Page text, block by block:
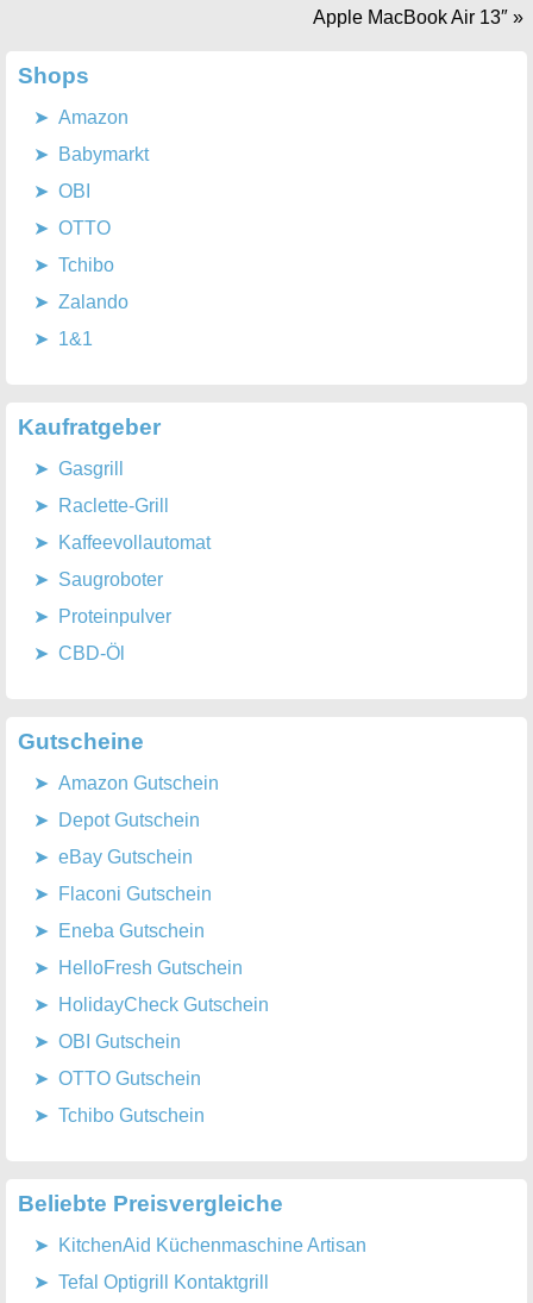
Apple MacBook Air 13″ »
Shops
Amazon
Babymarkt
OBI
OTTO
Tchibo
Zalando
1&1
Kaufratgeber
Gasgrill
Raclette-Grill
Kaffeevollautomat
Saugroboter
Proteinpulver
CBD-Öl
Gutscheine
Amazon Gutschein
Depot Gutschein
eBay Gutschein
Flaconi Gutschein
Eneba Gutschein
HelloFresh Gutschein
HolidayCheck Gutschein
OBI Gutschein
OTTO Gutschein
Tchibo Gutschein
Beliebte Preisvergleiche
KitchenAid Küchenmaschine Artisan
Tefal Optigrill Kontaktgrill